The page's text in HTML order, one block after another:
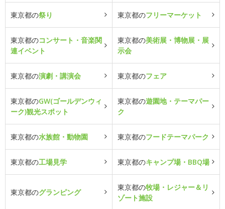
東京都の祭り 東京都のフリーマーケット
東京都のコンサート・音楽関
連イベント
東京都の美術展・博物展・展
示会
東京都の演劇・講演会 東京都のフェア
東京都のGW(ゴールデンウィ
ーク)観光スポット
東京都の遊園地・テーマパー
ク
東京都の水族館・動物園 東京都のフードテーマパーク
東京都の工場見学 東京都のキャンプ場・BBQ場
東京都のグランピング
東京都の牧場・レジャー＆リ
ゾート施設